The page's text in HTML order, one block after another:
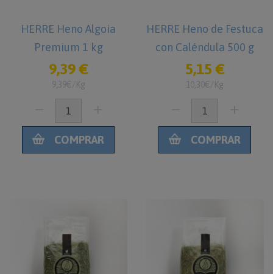
HERRE Heno Algoia
Premium 1 kg
9,39 €
9,39€/Kg
COMPRAR
HERRE Heno de Festuca
con Caléndula 500 g
5,15 €
10,30€/Kg
COMPRAR